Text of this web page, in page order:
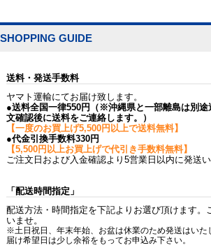
SHOPPING GUIDE
送料・発送手数料
ヤマト運輸にてお届け致します。
●送料全国一律550円（※沖縄県と一部離島は別途
文確認後に送料をご連絡します。）
【一度のお買上げ5,500円以上で送料無料】
●代金引換手数料330円
【5,500円以上お買上げで代引き手数料無料】
ご注文日および入金確認より5営業日以内に発送い
「配送時間指定」
配送方法・時間指定を下記よりお選び頂けます。
いませ。
※土日祝日、年末年始、お盆は休業のため発送はいた
届け希望日は少し余裕をもってお申込み下さい。